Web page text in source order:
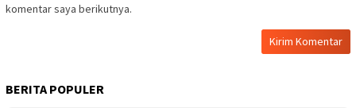
komentar saya berikutnya.
BERITA POPULER